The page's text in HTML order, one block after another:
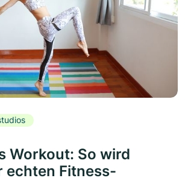
Workout: So wird
echten Fitness-